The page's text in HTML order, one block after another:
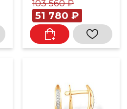
103 560 ₽
51 780 ₽